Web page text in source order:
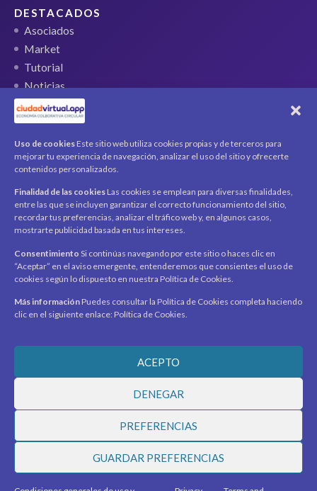
Uso de cookies Este sitio web utiliza cookies propias y de terceros para
mejorar tu experiencia de navegación, analizar el uso del sitio y ofrecerte
contenidos personalizados.
Finalidad de las cookies Las cookies se emplean para diversas finalidades,
entre las que se incluyen garantizar el correcto funcionamiento del sitio,
recordar tus preferencias, analizar el tráfico web y, en algunos casos,
mostrarte publicidad basada en tus intereses.
Consentimiento Si continúas navegando por este sitio o haces clic en
“Aceptar” en el aviso emergente, entenderemos que consientes el uso de
cookies según lo dispuesto en nuestra Política de Cookies.
Más información Puedes consultar la Política de Cookies completa haciendo
clic en el siguiente enlace: Política de Cookies.
ACEPTO
DENEGAR
PREFERENCIAS
GUARDAR PREFERENCIAS
DESTACADOS
Asociados
Market
Tutorial
Noticias
QR Ticket
CUENTA
Mi cuenta
Productos / Servicios
Asociados
Acerca deContactoNoticias
SÍGUENOS
Encuéntranos en redes sociales y mantente al día con
novedades y promociones.
Recibe novedades y promociones en tu correo.